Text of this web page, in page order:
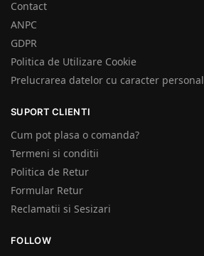
Contact
ANPC
GDPR
Politica de Utilizare Cookie
Prelucrarea datelor cu caracter personal
SUPORT CLIENTI
Cum pot plasa o comanda?
Termeni si conditii
Politica de Retur
Formular Retur
Reclamatii si Sesizari
FOLLOW